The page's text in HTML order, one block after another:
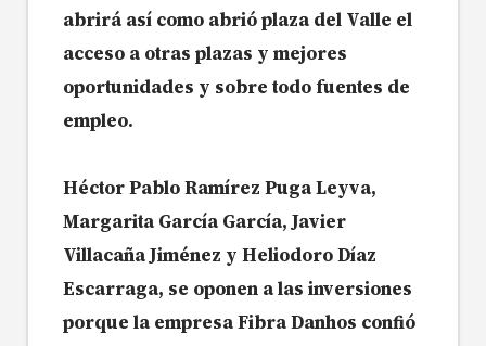
abrirá así como abrió plaza del Valle el
acceso a otras plazas y mejores
oportunidades y sobre todo fuentes de
empleo.
Héctor Pablo Ramírez Puga Leyva,
Margarita García García, Javier
Villacaña Jiménez y Heliodoro Díaz
Escarraga, se oponen a las inversiones
porque la empresa Fibra Danhos confió